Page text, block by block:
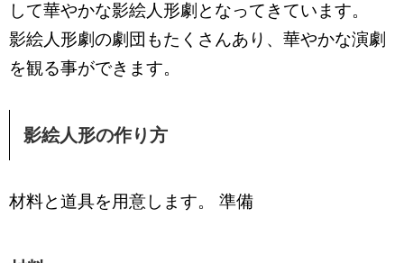
して華やかな影絵人形劇となってきています。
影絵人形劇の劇団もたくさんあり、華やかな演劇
を観る事ができます。
影絵人形の作り方
材料と道具を用意します。 準備